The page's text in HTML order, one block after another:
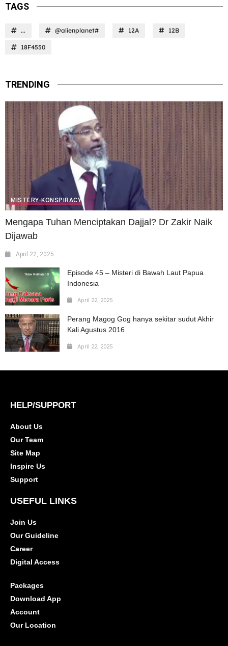
TAGS
... @alienplanet# 12A 12B
18F4550
TRENDING
MISTERY-KONSPIRACY
Mengapa Tuhan Menciptakan Dajjal? Dr Zakir Naik
Dijawab
April 22, 2025
Episode 45 – Misteri di Bawah Laut Papua
Indonesia
April 22, 2025
Perang Magog Gog hanya sekitar sudut Akhir
Kali Agustus 2016
April 22, 2025
HELP/SUPPORT
About Us
Our Team
Site Map
Inspire Us
Support
USEFUL LINKS
Join Us
Our Guideline
Career
Digital Access
Packages
Download App
Account
Our Location